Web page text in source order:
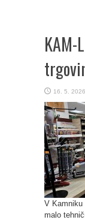
KAM-
16. 5. 2026
V Kamniku
malo